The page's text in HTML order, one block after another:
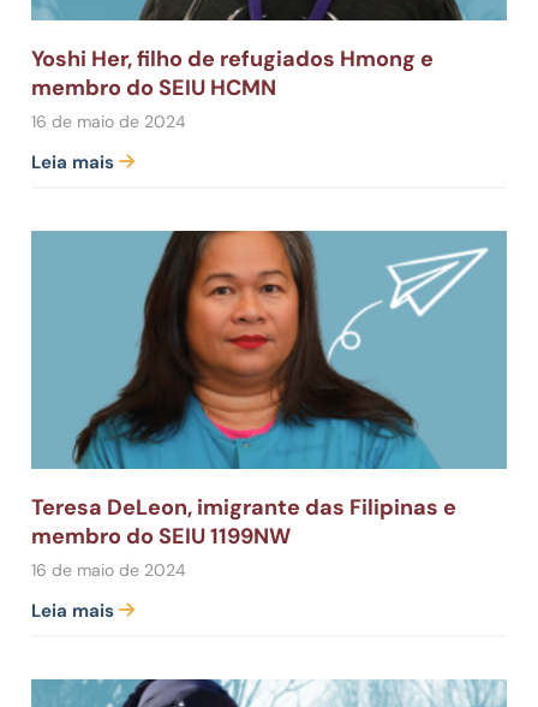
Yoshi Her, filho de refugiados Hmong e
membro do SEIU HCMN
16 de maio de 2024
Leia mais
Teresa DeLeon, imigrante das Filipinas e
membro do SEIU 1199NW
16 de maio de 2024
Leia mais